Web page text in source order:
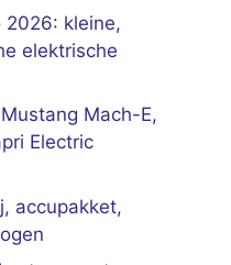
2026: kleine,
elektrische
Mach-E,
Electric
accupakket,